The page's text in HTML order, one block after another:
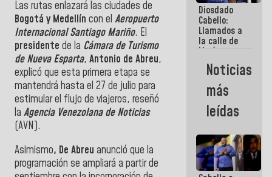
Las rutas enlazará las ciudades de
Bogotá y Medellín con el Aeropuerto
Internacional Santiago Mariño. El
presidente de la Cámara de Turismo
de Nueva Esparta, Antonio de Abreu,
explicó que esta primera etapa se
mantendrá hasta el 27 de julio para
estimular el flujo de viajeros, reseñó
la Agencia Venezolana de Noticias
(AVN).
Asimismo, De Abreu anunció que la
programación se ampliará a partir de
que ella iba
a salvar en
La Guaira?
Diosdado
Cabello:
Llamados a
la calle de
María
Machado se
estrellaron
de frente
contra el
Pueblo
Noticias
más
leídas